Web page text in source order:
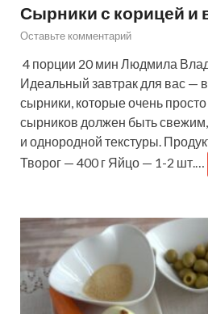
Сырники с корицей и
Оставьте комментарий
4 порции 20 мин Людмила
Идеальный завтрак для вас —
сырники, которые очень
сырников должен быть
и однородной текстуры.
Творог — 400 г Яйцо — 1-2 шт.…